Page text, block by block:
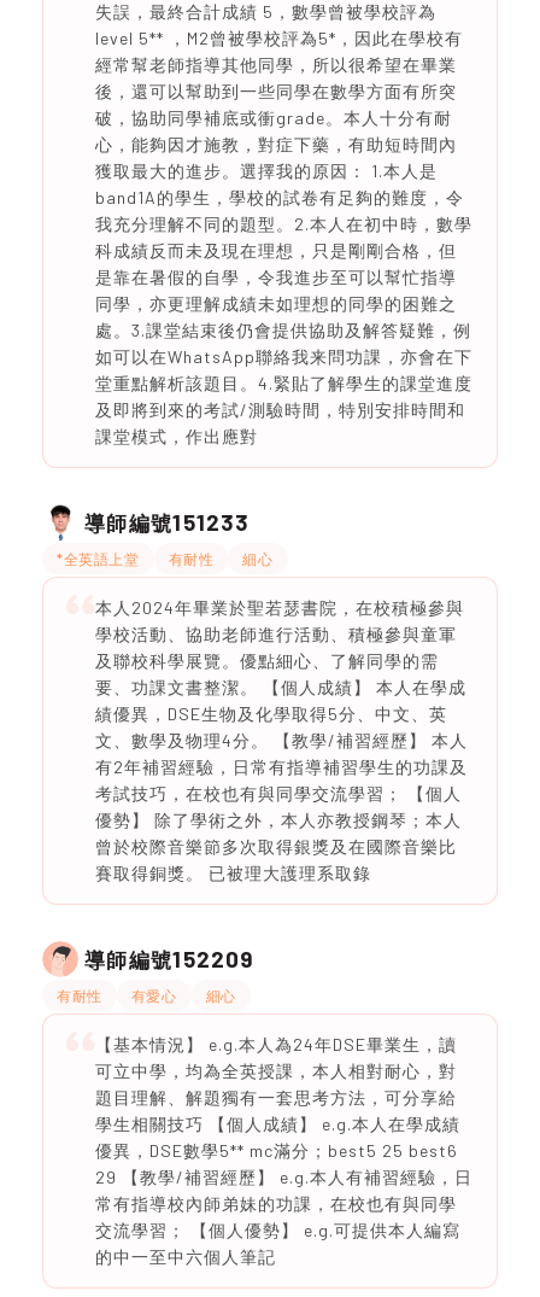
失誤，最終合計成績 5，數學曾被學校評為
level 5** ，M2曾被學校評為5*，因此在學校有
經常幫老師指導其他同學，所以很希望在畢業
後，還可以幫助到一些同學在數學方面有所突
破，協助同學補底或衝grade。本人十分有耐
心，能夠因才施教，對症下藥，有助短時間內
獲取最大的進步。選擇我的原因： 1.本人是
band1A的學生，學校的試卷有足夠的難度，令
我充分理解不同的題型。2.本人在初中時，數學
科成績反而未及現在理想，只是剛剛合格，但
是靠在暑假的自學，令我進步至可以幫忙指導
同學，亦更理解成績未如理想的同學的困難之
處。3.課堂結束後仍會提供協助及解答疑難，例
如可以在WhatsApp聯絡我来問功課，亦會在下
堂重點解析該題目。4.緊貼了解學生的課堂進度
及即將到來的考試/測驗時間，特別安排時間和
課堂模式，作出應對
導師編號151233
*全英語上堂 有耐性 細心
本人2024年畢業於聖若瑟書院，在校積極參與
學校活動、協助老師進行活動、積極參與童軍
及聯校科學展覽。優點細心、了解同學的需
要、功課文書整潔。 【個人成績】 本人在學成
績優異，DSE生物及化學取得5分、中文、英
文、數學及物理4分。 【教學/補習經歷】 本人
有2年補習經驗，日常有指導補習學生的功課及
考試技巧，在校也有與同學交流學習； 【個人
優勢】 除了學術之外，本人亦教授鋼琴；本人
曾於校際音樂節多次取得銀獎及在國際音樂比
賽取得銅獎。 已被理大護理系取錄
導師編號152209
有耐性 有愛心 細心
【基本情況】 e.g.本人為24年DSE畢業生，讀
可立中學，均為全英授課，本人相對耐心，對
題目理解、解題獨有一套思考方法，可分享給
學生相關技巧 【個人成績】 e.g.本人在學成績
優異，DSE數學5** mc滿分；best5 25 best6
29 【教學/補習經歷】 e.g.本人有補習經驗，日
常有指導校內師弟妹的功課，在校也有與同學
交流學習； 【個人優勢】 e.g.可提供本人編寫
的中一至中六個人筆記